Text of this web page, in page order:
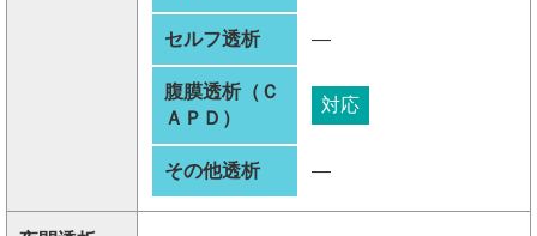
セルフ透析 ―
腹膜透析（Ｃ
ＡＰＤ）
対応
その他透析 ―